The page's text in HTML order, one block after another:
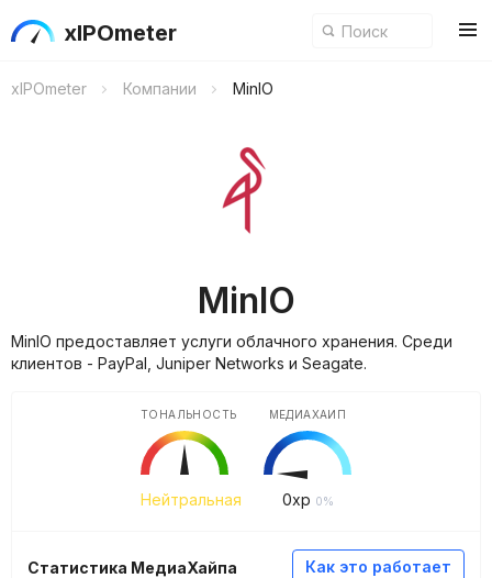
xIPOmeter
xIPOmeter Компании MinIO
MinIO
MinIO предоставляет услуги облачного хранения. Среди
клиентов - PayPal, Juniper Networks и Seagate.
Нейтральная
ТОНАЛЬНОСТЬ
0xp 0%
МЕДИАХАЙП
Как это работает
Статистика МедиаХайпа